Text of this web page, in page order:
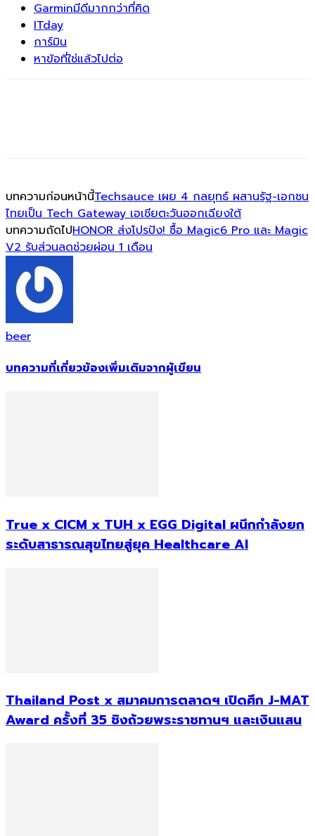
Garminมีดีมากกว่าที่คิด
ITday
การ์มิน
หาข้อที่ใช่แล้วไปต่อ
บทความก่อนหน้านี้Techsauce เผย 4 กลยุทธ์ ผสานรัฐ-เอกชน
ไทยเป็น Tech Gateway เอเชียตะวันออกเฉียงใต้
บทความถัดไปHONOR ส่งโปรปัง! ซื้อ Magic6 Pro และ Magic
V2 รับส่วนลดช่วยผ่อน 1 เดือน
beer
บทความที่เกี่ยวข้องเพิ่มเติมจากผู้เขียน
True x CICM x TUH x EGG Digital ผนึกกำลังยก
ระดับสาธารณสุขไทยสู่ยุค Healthcare AI
Thailand Post x สมาคมการตลาดฯ เปิดศึก J-MAT
Award ครั้งที่ 35 ชิงถ้วยพระราชทานฯ และเงินแสน